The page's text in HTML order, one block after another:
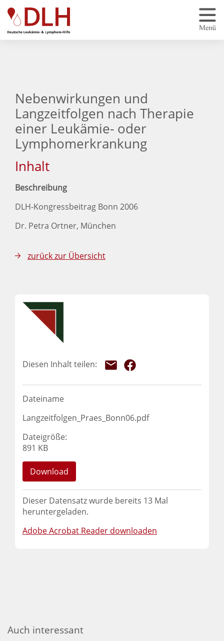
Zum Hauptinhalt springen
Nebenwirkungen und
Langzeitfolgen nach Therapie
einer Leukämie- oder
Lymphomerkrankung
Inhalt
Beschreibung
DLH-Kongressbeitrag Bonn 2006
Dr. Petra Ortner, München
zurück zur Übersicht
Dateiname
Langzeitfolgen_Praes_Bonn06.pdf
Dateigröße:
891 KB
Download
Dieser Datensatz wurde bereits 13 Mal
heruntergeladen.
Adobe Acrobat Reader downloaden
Auch interessant